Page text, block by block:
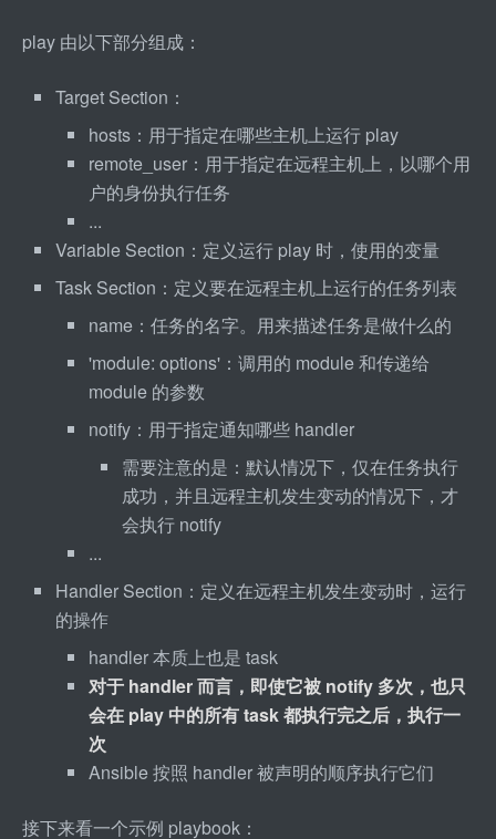
play 由以下部分组成：
Target Section：
hosts：用于指定在哪些主机上运行 play
remote user：用于指定在远程主机上，以哪个用
户的身份执行任务
...
Variable Section：定义运行 play 时，使用的变量
Task Section：定义要在远程主机上运行的任务列表
name：任务的名字。用来描述任务是做什么的
'module: options'：调用的 module 和传递给
module 的参数
notify：用于指定通知哪些 handler
需要注意的是：默认情况下，仅在任务执行
成功，并且远程主机发生变动的情况下，才
会执行 notify
...
Handler Section：定义在远程主机发生变动时，运行
的操作
handler 本质上也是 task
对于 handler 而言，即使它被 notify 多次，也只
会在 play 中的所有 task 都执行完之后，执行一
次
Ansible 按照 handler 被声明的顺序执行它们
接下来看一个示例 playbook：